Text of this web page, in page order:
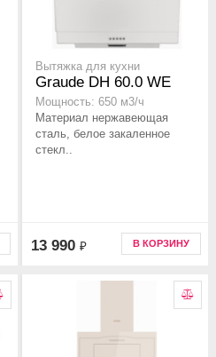
Вытяжка для кухни
Graude DH 60.0 WE
Мощность: 650 м3/ч
Материал нержавеющая
сталь, белое закаленное
стекл..
13 990 ₽ В КОРЗИНУ